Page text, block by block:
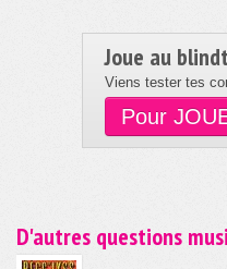
Joue au
Viens tester tes
Pour
D'autres questions